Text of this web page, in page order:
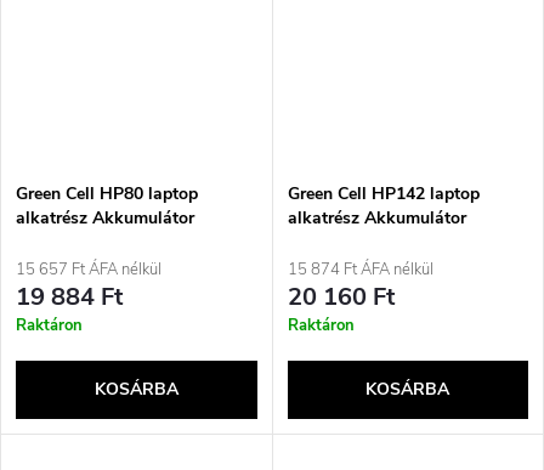
Green Cell HP80 laptop
alkatrész Akkumulátor
15 657 Ft ÁFA nélkül
19 884 Ft
Raktáron
KOSÁRBA
Green Cell HP142 laptop
alkatrész Akkumulátor
15 874 Ft ÁFA nélkül
20 160 Ft
Raktáron
KOSÁRBA